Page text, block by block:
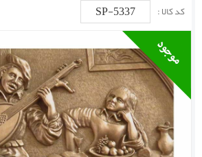
کد کالا : SP-5337